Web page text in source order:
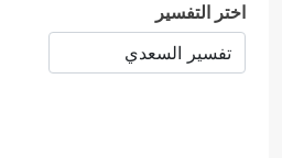
اختر التفسير